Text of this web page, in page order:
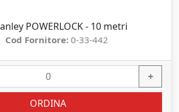
POWERLOCK - 10 metri
Cod Fornitore: 0-33-442
+
ORDINA